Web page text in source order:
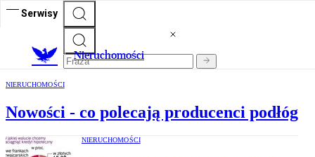
Serwisy
Nieruchomości
NIERUCHOMOŚCI
Nowości - co polecają producenci podłóg
NIERUCHOMOŚCI